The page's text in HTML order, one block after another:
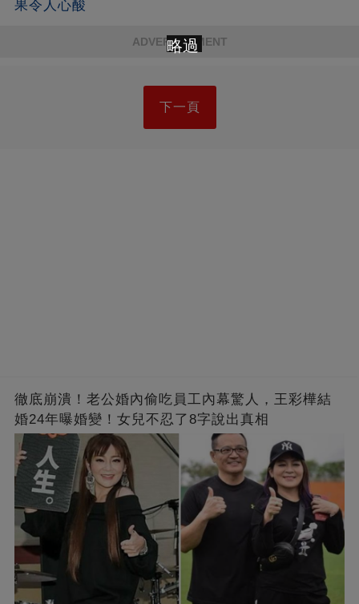
果令人心酸
ADVERTISEMENT
下一頁
徹底崩潰！老公婚內偷吃員工內幕驚人，王彩樺結
婚24年曝婚變！女兒不忍了8字說出真相
略過